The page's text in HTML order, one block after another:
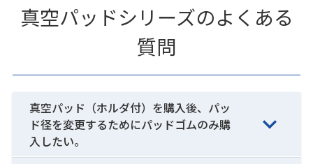
真空パッドシリーズのよくある
質問
真空パッド（ホルダ付）を購入後、パッ
ド径を変更するためにパッドゴムのみ購
入したい。